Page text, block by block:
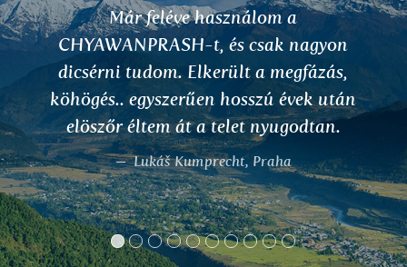
feléve használom a
t, és csak nagyon
tudom. Elkerült a megfázás,
egyszerűen hosszú évek után
éltem át a telet nyugodtan.
Lukáš Kumprecht, Praha
Jó